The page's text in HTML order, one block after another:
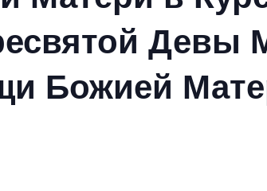
Девы
Божией